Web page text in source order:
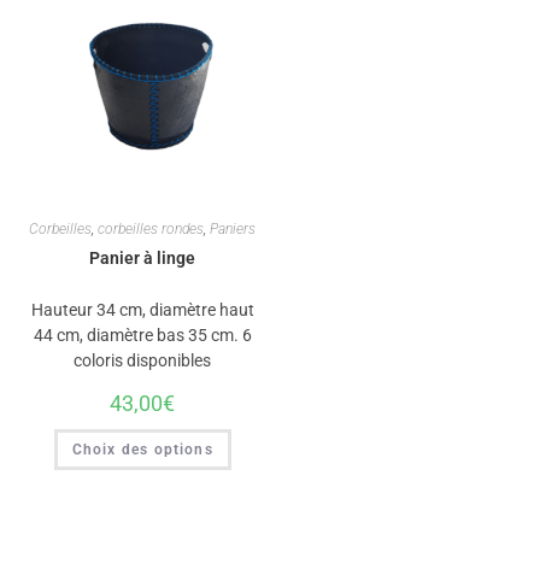
Corbeilles,corbeilles rondes,Paniers
Panier à linge
Hauteur 34 cm, diamètre haut
44 cm, diamètre bas 35 cm. 6
coloris disponibles
43,00€
Choix des options